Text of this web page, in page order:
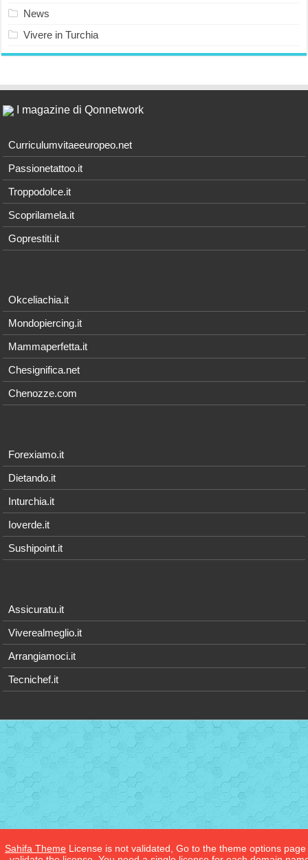
News
Vivere in Turchia
I magazine di Qonnetwork
Curriculumvitaeeuropeo.net
Passionetattoo.it
Troppodolce.it
Scoprilamela.it
Goprestiti.it
Okceliachia.it
Mondopiercing.it
Mammaperfetta.it
Chesignifica.net
Chenozze.com
Forexiamo.it
Dietando.it
Inturchia.it
Ioverde.it
Sushipoint.it
Assicuratu.it
Viverealmeglio.it
Arrangiamoci.it
Tecnichef.it
Sahifa Theme License is not validated, Go to the theme options page